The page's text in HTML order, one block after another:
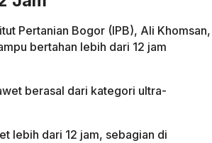
Pertanian Bogor (IPB), Ali Khomsan,
bertahan lebih dari 12 jam
berasal dari kategori ultra-
lebih dari 12 jam, sebagian di